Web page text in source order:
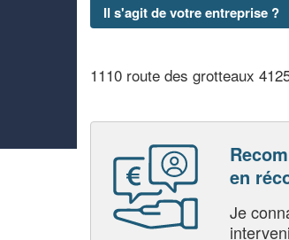
Il s'agit de votre entreprise ?
1110 route des grotteaux
en
Je